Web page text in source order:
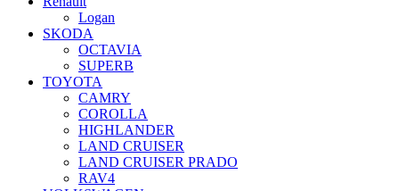
Logan
SKODA
OCTAVIA
SUPERB
TOYOTA
CAMRY
COROLLA
HIGHLANDER
LAND CRUISER
LAND CRUISER PRADO
RAV4